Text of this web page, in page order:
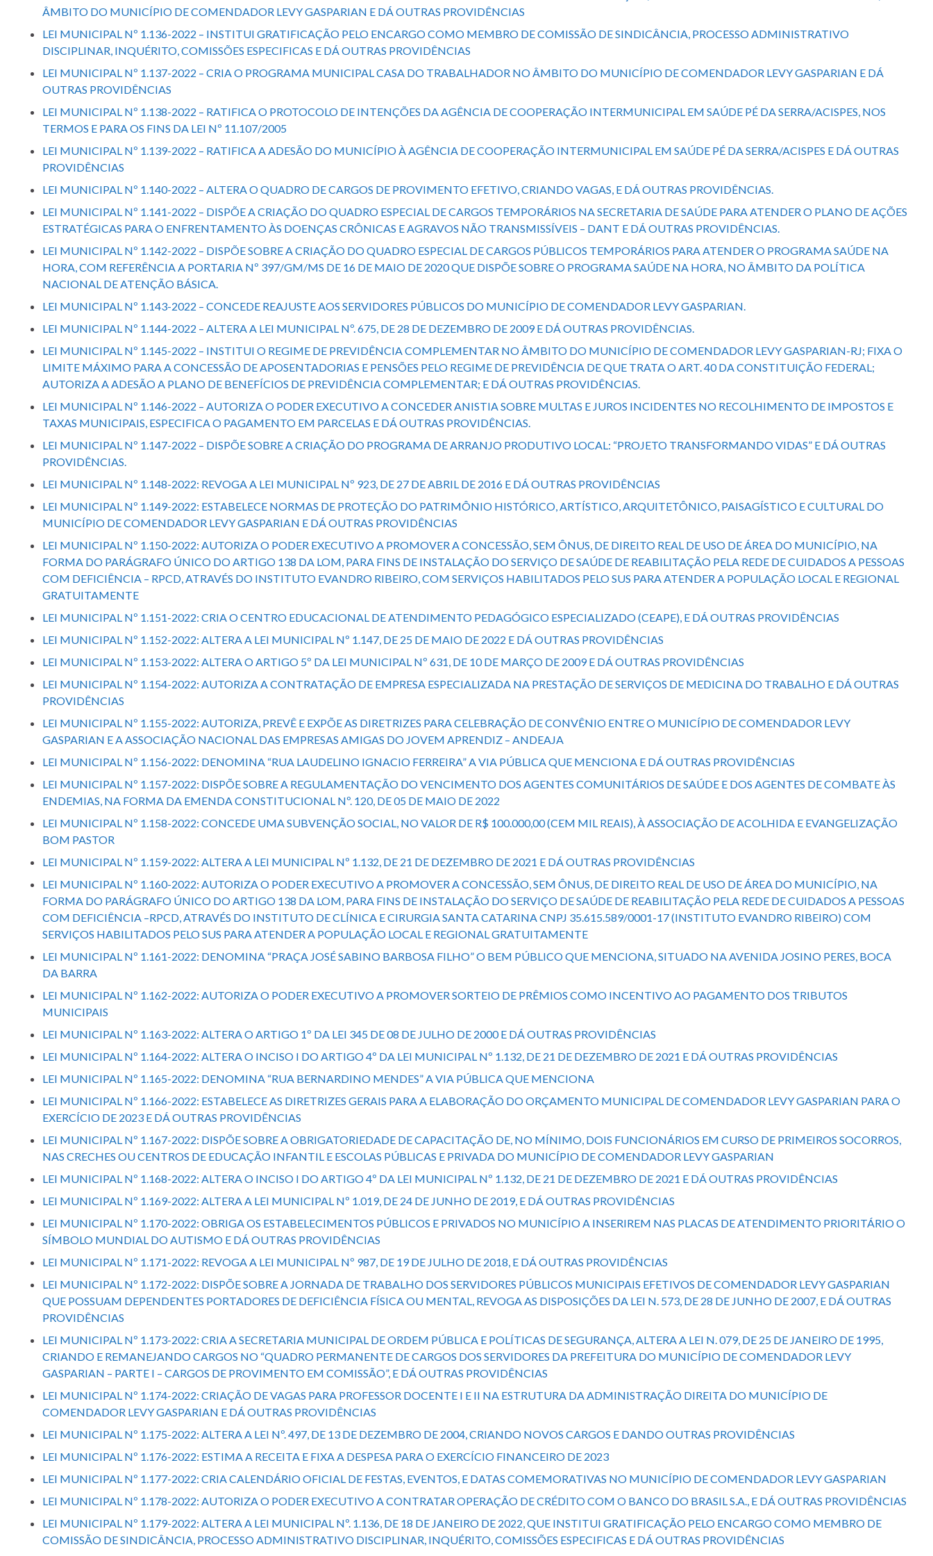
ÂMBITO DO MUNICÍPIO DE COMENDADOR LEVY GASPARIAN E DÁ OUTRAS PROVIDÊNCIAS
LEI MUNICIPAL Nº 1.136-2022 – INSTITUI GRATIFICAÇÃO PELO ENCARGO COMO MEMBRO DE COMISSÃO DE SINDICÂNCIA, PROCESSO ADMINISTRATIVO
DISCIPLINAR, INQUÉRITO, COMISSÕES ESPECIFICAS E DÁ OUTRAS PROVIDÊNCIAS
LEI MUNICIPAL Nº 1.137-2022 – CRIA O PROGRAMA MUNICIPAL CASA DO TRABALHADOR NO ÂMBITO DO MUNICÍPIO DE COMENDADOR LEVY GASPARIAN E DÁ
OUTRAS PROVIDÊNCIAS
LEI MUNICIPAL Nº 1.138-2022 – RATIFICA O PROTOCOLO DE INTENÇÕES DA AGÊNCIA DE COOPERAÇÃO INTERMUNICIPAL EM SAÚDE PÉ DA SERRA/ACISPES, NOS
TERMOS E PARA OS FINS DA LEI Nº 11.107/2005
LEI MUNICIPAL Nº 1.139-2022 – RATIFICA A ADESÃO DO MUNICÍPIO À AGÊNCIA DE COOPERAÇÃO INTERMUNICIPAL EM SAÚDE PÉ DA SERRA/ACISPES E DÁ OUTRAS
PROVIDÊNCIAS
LEI MUNICIPAL Nº 1.140-2022 – ALTERA O QUADRO DE CARGOS DE PROVIMENTO EFETIVO, CRIANDO VAGAS, E DÁ OUTRAS PROVIDÊNCIAS.
LEI MUNICIPAL Nº 1.141-2022 – DISPÕE A CRIAÇÃO DO QUADRO ESPECIAL DE CARGOS TEMPORÁRIOS NA SECRETARIA DE SAÚDE PARA ATENDER O PLANO DE AÇÕES
ESTRATÉGICAS PARA O ENFRENTAMENTO ÀS DOENÇAS CRÔNICAS E AGRAVOS NÃO TRANSMISSÍVEIS – DANT E DÁ OUTRAS PROVIDÊNCIAS.
LEI MUNICIPAL Nº 1.142-2022 – DISPÕE SOBRE A CRIAÇÃO DO QUADRO ESPECIAL DE CARGOS PÚBLICOS TEMPORÁRIOS PARA ATENDER O PROGRAMA SAÚDE NA
HORA, COM REFERÊNCIA A PORTARIA Nº 397/GM/MS DE 16 DE MAIO DE 2020 QUE DISPÕE SOBRE O PROGRAMA SAÚDE NA HORA, NO ÂMBITO DA POLÍTICA
NACIONAL DE ATENÇÃO BÁSICA.
LEI MUNICIPAL Nº 1.143-2022 – CONCEDE REAJUSTE AOS SERVIDORES PÚBLICOS DO MUNICÍPIO DE COMENDADOR LEVY GASPARIAN.
LEI MUNICIPAL Nº 1.144-2022 – ALTERA A LEI MUNICIPAL Nº. 675, DE 28 DE DEZEMBRO DE 2009 E DÁ OUTRAS PROVIDÊNCIAS.
LEI MUNICIPAL Nº 1.145-2022 – INSTITUI O REGIME DE PREVIDÊNCIA COMPLEMENTAR NO ÂMBITO DO MUNICÍPIO DE COMENDADOR LEVY GASPARIAN-RJ; FIXA O
LIMITE MÁXIMO PARA A CONCESSÃO DE APOSENTADORIAS E PENSÕES PELO REGIME DE PREVIDÊNCIA DE QUE TRATA O ART. 40 DA CONSTITUIÇÃO FEDERAL;
AUTORIZA A ADESÃO A PLANO DE BENEFÍCIOS DE PREVIDÊNCIA COMPLEMENTAR; E DÁ OUTRAS PROVIDÊNCIAS.
LEI MUNICIPAL Nº 1.146-2022 – AUTORIZA O PODER EXECUTIVO A CONCEDER ANISTIA SOBRE MULTAS E JUROS INCIDENTES NO RECOLHIMENTO DE IMPOSTOS E
TAXAS MUNICIPAIS, ESPECIFICA O PAGAMENTO EM PARCELAS E DÁ OUTRAS PROVIDÊNCIAS.
LEI MUNICIPAL Nº 1.147-2022 – DISPÕE SOBRE A CRIAÇÃO DO PROGRAMA DE ARRANJO PRODUTIVO LOCAL: “PROJETO TRANSFORMANDO VIDAS” E DÁ OUTRAS
PROVIDÊNCIAS.
LEI MUNICIPAL Nº 1.148-2022: REVOGA A LEI MUNICIPAL Nº 923, DE 27 DE ABRIL DE 2016 E DÁ OUTRAS PROVIDÊNCIAS
LEI MUNICIPAL Nº 1.149-2022: ESTABELECE NORMAS DE PROTEÇÃO DO PATRIMÔNIO HISTÓRICO, ARTÍSTICO, ARQUITETÔNICO, PAISAGÍSTICO E CULTURAL DO
MUNICÍPIO DE COMENDADOR LEVY GASPARIAN E DÁ OUTRAS PROVIDÊNCIAS
LEI MUNICIPAL Nº 1.150-2022: AUTORIZA O PODER EXECUTIVO A PROMOVER A CONCESSÃO, SEM ÔNUS, DE DIREITO REAL DE USO DE ÁREA DO MUNICÍPIO, NA
FORMA DO PARÁGRAFO ÚNICO DO ARTIGO 138 DA LOM, PARA FINS DE INSTALAÇÃO DO SERVIÇO DE SAÚDE DE REABILITAÇÃO PELA REDE DE CUIDADOS A PESSOAS
COM DEFICIÊNCIA – RPCD, ATRAVÉS DO INSTITUTO EVANDRO RIBEIRO, COM SERVIÇOS HABILITADOS PELO SUS PARA ATENDER A POPULAÇÃO LOCAL E REGIONAL
GRATUITAMENTE
LEI MUNICIPAL Nº 1.151-2022: CRIA O CENTRO EDUCACIONAL DE ATENDIMENTO PEDAGÓGICO ESPECIALIZADO (CEAPE), E DÁ OUTRAS PROVIDÊNCIAS
LEI MUNICIPAL Nº 1.152-2022: ALTERA A LEI MUNICIPAL Nº 1.147, DE 25 DE MAIO DE 2022 E DÁ OUTRAS PROVIDÊNCIAS
LEI MUNICIPAL Nº 1.153-2022: ALTERA O ARTIGO 5º DA LEI MUNICIPAL Nº 631, DE 10 DE MARÇO DE 2009 E DÁ OUTRAS PROVIDÊNCIAS
LEI MUNICIPAL Nº 1.154-2022: AUTORIZA A CONTRATAÇÃO DE EMPRESA ESPECIALIZADA NA PRESTAÇÃO DE SERVIÇOS DE MEDICINA DO TRABALHO E DÁ OUTRAS
PROVIDÊNCIAS
LEI MUNICIPAL Nº 1.155-2022: AUTORIZA, PREVÊ E EXPÕE AS DIRETRIZES PARA CELEBRAÇÃO DE CONVÊNIO ENTRE O MUNICÍPIO DE COMENDADOR LEVY
GASPARIAN E A ASSOCIAÇÃO NACIONAL DAS EMPRESAS AMIGAS DO JOVEM APRENDIZ – ANDEAJA
LEI MUNICIPAL Nº 1.156-2022: DENOMINA “RUA LAUDELINO IGNACIO FERREIRA” A VIA PÚBLICA QUE MENCIONA E DÁ OUTRAS PROVIDÊNCIAS
LEI MUNICIPAL Nº 1.157-2022: DISPÕE SOBRE A REGULAMENTAÇÃO DO VENCIMENTO DOS AGENTES COMUNITÁRIOS DE SAÚDE E DOS AGENTES DE COMBATE ÀS
ENDEMIAS, NA FORMA DA EMENDA CONSTITUCIONAL Nº. 120, DE 05 DE MAIO DE 2022
LEI MUNICIPAL Nº 1.158-2022: CONCEDE UMA SUBVENÇÃO SOCIAL, NO VALOR DE R$ 100.000,00 (CEM MIL REAIS), À ASSOCIAÇÃO DE ACOLHIDA E EVANGELIZAÇÃO
BOM PASTOR
LEI MUNICIPAL Nº 1.159-2022: ALTERA A LEI MUNICIPAL Nº 1.132, DE 21 DE DEZEMBRO DE 2021 E DÁ OUTRAS PROVIDÊNCIAS
LEI MUNICIPAL Nº 1.160-2022: AUTORIZA O PODER EXECUTIVO A PROMOVER A CONCESSÃO, SEM ÔNUS, DE DIREITO REAL DE USO DE ÁREA DO MUNICÍPIO, NA
FORMA DO PARÁGRAFO ÚNICO DO ARTIGO 138 DA LOM, PARA FINS DE INSTALAÇÃO DO SERVIÇO DE SAÚDE DE REABILITAÇÃO PELA REDE DE CUIDADOS A PESSOAS
COM DEFICIÊNCIA –RPCD, ATRAVÉS DO INSTITUTO DE CLÍNICA E CIRURGIA SANTA CATARINA CNPJ 35.615.589/0001-17 (INSTITUTO EVANDRO RIBEIRO) COM
SERVIÇOS HABILITADOS PELO SUS PARA ATENDER A POPULAÇÃO LOCAL E REGIONAL GRATUITAMENTE
LEI MUNICIPAL Nº 1.161-2022: DENOMINA “PRAÇA JOSÉ SABINO BARBOSA FILHO” O BEM PÚBLICO QUE MENCIONA, SITUADO NA AVENIDA JOSINO PERES, BOCA
DA BARRA
LEI MUNICIPAL Nº 1.162-2022: AUTORIZA O PODER EXECUTIVO A PROMOVER SORTEIO DE PRÊMIOS COMO INCENTIVO AO PAGAMENTO DOS TRIBUTOS
MUNICIPAIS
LEI MUNICIPAL Nº 1.163-2022: ALTERA O ARTIGO 1º DA LEI 345 DE 08 DE JULHO DE 2000 E DÁ OUTRAS PROVIDÊNCIAS
LEI MUNICIPAL Nº 1.164-2022: ALTERA O INCISO I DO ARTIGO 4º DA LEI MUNICIPAL Nº 1.132, DE 21 DE DEZEMBRO DE 2021 E DÁ OUTRAS PROVIDÊNCIAS
LEI MUNICIPAL Nº 1.165-2022: DENOMINA “RUA BERNARDINO MENDES” A VIA PÚBLICA QUE MENCIONA
LEI MUNICIPAL Nº 1.166-2022: ESTABELECE AS DIRETRIZES GERAIS PARA A ELABORAÇÃO DO ORÇAMENTO MUNICIPAL DE COMENDADOR LEVY GASPARIAN PARA O
EXERCÍCIO DE 2023 E DÁ OUTRAS PROVIDÊNCIAS
LEI MUNICIPAL Nº 1.167-2022: DISPÕE SOBRE A OBRIGATORIEDADE DE CAPACITAÇÃO DE, NO MÍNIMO, DOIS FUNCIONÁRIOS EM CURSO DE PRIMEIROS SOCORROS,
NAS CRECHES OU CENTROS DE EDUCAÇÃO INFANTIL E ESCOLAS PÚBLICAS E PRIVADA DO MUNICÍPIO DE COMENDADOR LEVY GASPARIAN
LEI MUNICIPAL Nº 1.168-2022: ALTERA O INCISO I DO ARTIGO 4º DA LEI MUNICIPAL Nº 1.132, DE 21 DE DEZEMBRO DE 2021 E DÁ OUTRAS PROVIDÊNCIAS
LEI MUNICIPAL Nº 1.169-2022: ALTERA A LEI MUNICIPAL Nº 1.019, DE 24 DE JUNHO DE 2019, E DÁ OUTRAS PROVIDÊNCIAS
LEI MUNICIPAL Nº 1.170-2022: OBRIGA OS ESTABELECIMENTOS PÚBLICOS E PRIVADOS NO MUNICÍPIO A INSERIREM NAS PLACAS DE ATENDIMENTO PRIORITÁRIO O
SÍMBOLO MUNDIAL DO AUTISMO E DÁ OUTRAS PROVIDÊNCIAS
LEI MUNICIPAL Nº 1.171-2022: REVOGA A LEI MUNICIPAL Nº 987, DE 19 DE JULHO DE 2018, E DÁ OUTRAS PROVIDÊNCIAS
LEI MUNICIPAL Nº 1.172-2022: DISPÕE SOBRE A JORNADA DE TRABALHO DOS SERVIDORES PÚBLICOS MUNICIPAIS EFETIVOS DE COMENDADOR LEVY GASPARIAN
QUE POSSUAM DEPENDENTES PORTADORES DE DEFICIÊNCIA FÍSICA OU MENTAL, REVOGA AS DISPOSIÇÕES DA LEI N. 573, DE 28 DE JUNHO DE 2007, E DÁ OUTRAS
PROVIDÊNCIAS
LEI MUNICIPAL Nº 1.173-2022: CRIA A SECRETARIA MUNICIPAL DE ORDEM PÚBLICA E POLÍTICAS DE SEGURANÇA, ALTERA A LEI N. 079, DE 25 DE JANEIRO DE 1995,
CRIANDO E REMANEJANDO CARGOS NO “QUADRO PERMANENTE DE CARGOS DOS SERVIDORES DA PREFEITURA DO MUNICÍPIO DE COMENDADOR LEVY
GASPARIAN – PARTE I – CARGOS DE PROVIMENTO EM COMISSÃO”, E DÁ OUTRAS PROVIDÊNCIAS
LEI MUNICIPAL Nº 1.174-2022: CRIAÇÃO DE VAGAS PARA PROFESSOR DOCENTE I E II NA ESTRUTURA DA ADMINISTRAÇÃO DIREITA DO MUNICÍPIO DE
COMENDADOR LEVY GASPARIAN E DÁ OUTRAS PROVIDÊNCIAS
LEI MUNICIPAL Nº 1.175-2022: ALTERA A LEI Nº. 497, DE 13 DE DEZEMBRO DE 2004, CRIANDO NOVOS CARGOS E DANDO OUTRAS PROVIDÊNCIAS
LEI MUNICIPAL Nº 1.176-2022: ESTIMA A RECEITA E FIXA A DESPESA PARA O EXERCÍCIO FINANCEIRO DE 2023
LEI MUNICIPAL Nº 1.177-2022: CRIA CALENDÁRIO OFICIAL DE FESTAS, EVENTOS, E DATAS COMEMORATIVAS NO MUNICÍPIO DE COMENDADOR LEVY GASPARIAN
LEI MUNICIPAL Nº 1.178-2022: AUTORIZA O PODER EXECUTIVO A CONTRATAR OPERAÇÃO DE CRÉDITO COM O BANCO DO BRASIL S.A., E DÁ OUTRAS PROVIDÊNCIAS
LEI MUNICIPAL Nº 1.179-2022: ALTERA A LEI MUNICIPAL Nº. 1.136, DE 18 DE JANEIRO DE 2022, QUE INSTITUI GRATIFICAÇÃO PELO ENCARGO COMO MEMBRO DE
COMISSÃO DE SINDICÂNCIA, PROCESSO ADMINISTRATIVO DISCIPLINAR, INQUÉRITO, COMISSÕES ESPECIFICAS E DÁ OUTRAS PROVIDÊNCIAS